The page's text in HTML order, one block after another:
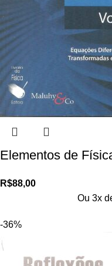
Elementos de
R$88,00
Ou 3x
-36%